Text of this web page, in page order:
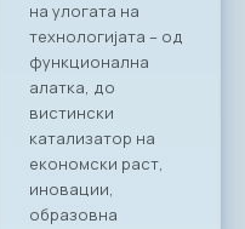
угостителство
Главниот фокус на
„CONNECT & TASTE“
беше потврдување
на стратешкото
партнерство
помеѓу МАСИТ и
Ragusa Group.
Преку овој настан,